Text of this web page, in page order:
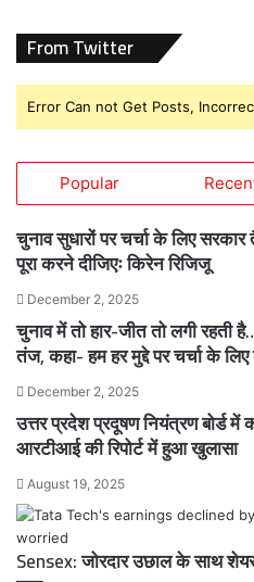
From Twitter
Error Can not Get Posts,
Popular
चुनाव सुधारों पर चर्चा के लिए
पूरा करने दीजिएः किरेन रिजिजू
December 2, 2025
चुनाव में तो हार-जीत तो लगी रहती
तंज, कहा- हम हर मुद्दे पर चर्चा के लिए
December 2, 2025
उत्तर प्रदेश प्रदूषण नियंत्रण बोर्ड में
आरटीआई की रिपोर्ट में हुआ खुलासा
August 19, 2025
Sensex: जोरदार उछाल के साथ